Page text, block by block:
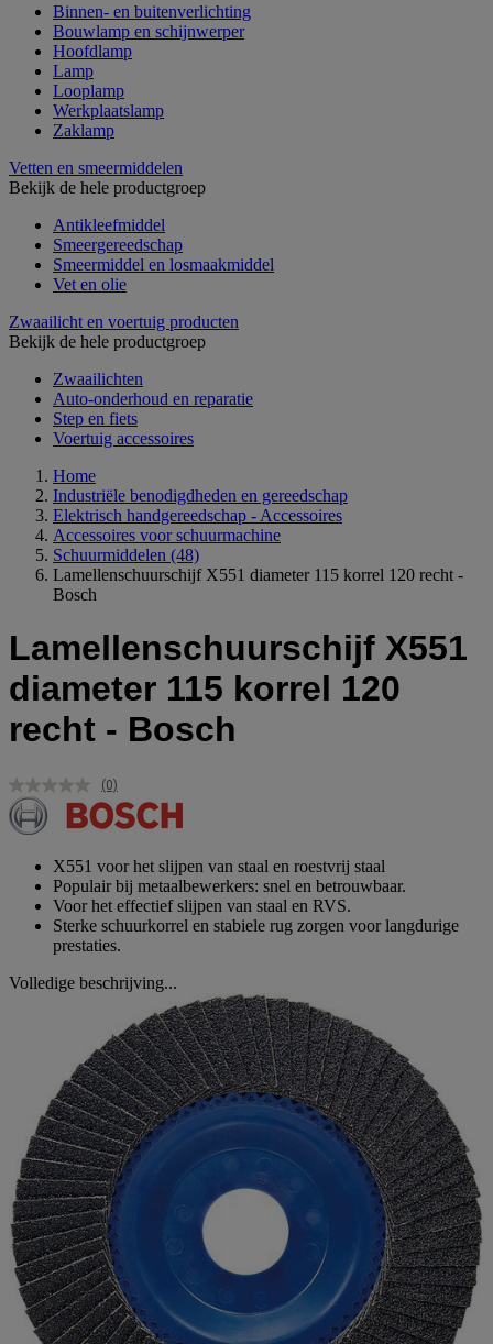
Binnen- en buitenverlichting
Bouwlamp en schijnwerper
Hoofdlamp
Lamp
Looplamp
Werkplaatslamp
Zaklamp
Vetten en smeermiddelen
Bekijk de hele productgroep
Antikleefmiddel
Smeergereedschap
Smeermiddel en losmaakmiddel
Vet en olie
Zwaailicht en voertuig producten
Bekijk de hele productgroep
Zwaailichten
Auto-onderhoud en reparatie
Step en fiets
Voertuig accessoires
Home
Industriële benodigdheden en gereedschap
Elektrisch handgereedschap - Accessoires
Accessoires voor schuurmachine
Schuurmiddelen (48)
Lamellenschuurschijf X551 diameter 115 korrel 120 recht -
Bosch
Lamellenschuurschijf X551
diameter 115 korrel 120
recht - Bosch
Geen
scorewaarde.
Dezelfde
(0)
X551 voor het slijpen van staal en roestvrij staal
Populair bij metaalbewerkers: snel en betrouwbaar.
Voor het effectief slijpen van staal en RVS.
Sterke schuurkorrel en stabiele rug zorgen voor langdurige
prestaties.
Volledige beschrijving...